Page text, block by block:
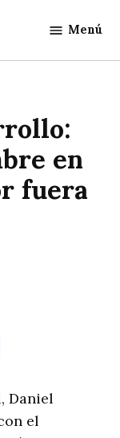
Menú
en
fuera
Daniel
el